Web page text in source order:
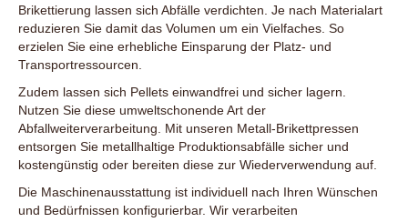
Brikettierung lassen sich Abfälle verdichten. Je nach Materialart
reduzieren Sie damit das Volumen um ein Vielfaches. So
erzielen Sie eine erhebliche Einsparung der Platz- und
Transportressourcen.
Zudem lassen sich Pellets einwandfrei und sicher lagern.
Nutzen Sie diese umweltschonende Art der
Abfallweiterverarbeitung. Mit unseren Metall-Brikettpressen
entsorgen Sie metallhaltige Produktionsabfälle sicher und
kostengünstig oder bereiten diese zur Wiederverwendung auf.
Die Maschinenausstattung ist individuell nach Ihren Wünschen
und Bedürfnissen konfigurierbar. Wir verarbeiten